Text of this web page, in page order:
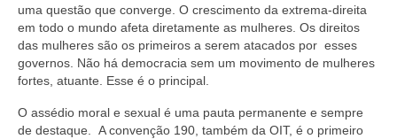
uma questão que converge. O crescimento da extrema-direita
em todo o mundo afeta diretamente as mulheres. Os direitos
das mulheres são os primeiros a serem atacados por esses
governos. Não há democracia sem um movimento de mulheres
fortes, atuante. Esse é o principal.
O assédio moral e sexual é uma pauta permanente e sempre
de destaque. A convenção 190, também da OIT, é o primeiro